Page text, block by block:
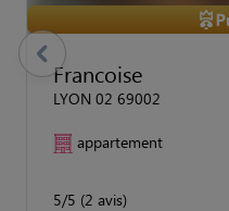
Francoise
LYON 02 69002
appartement
5/5 (2 avis)
previous